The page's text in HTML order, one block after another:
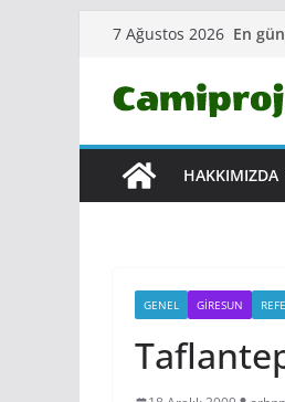
content
7 Ağustos 2026 En
HAKKIMIZDA
GENEL GIRESUN